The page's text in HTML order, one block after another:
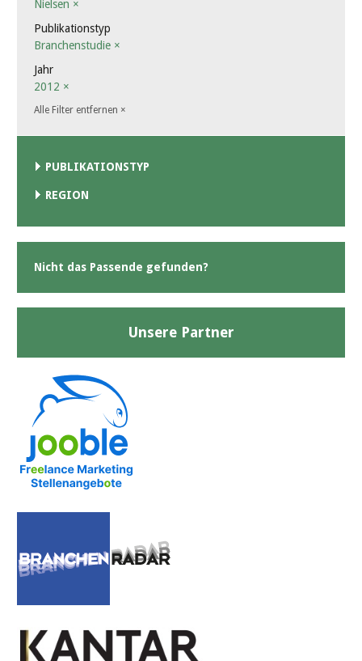
Nielsen ×
Publikationstyp
Branchenstudie ×
Jahr
2012 ×
Alle Filter entfernen ×
PUBLIKATIONSTYP
REGION
Nicht das Passende gefunden?
Unsere Partner